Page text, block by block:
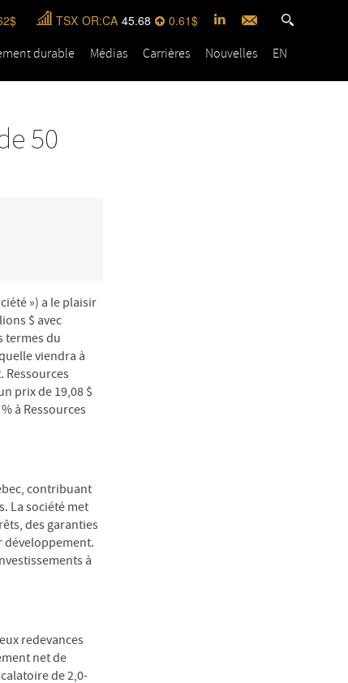
TSX OR:CA 45.68 0.61
durable Médias Carrières Nouvelles EN
50
») a le plaisir
$ avec
termes du
viendra à
Ressources
prix de 19,08 $
à Ressources
contribuant
La société met
des garanties
développement.
à
redevances
net de
de 2,0-